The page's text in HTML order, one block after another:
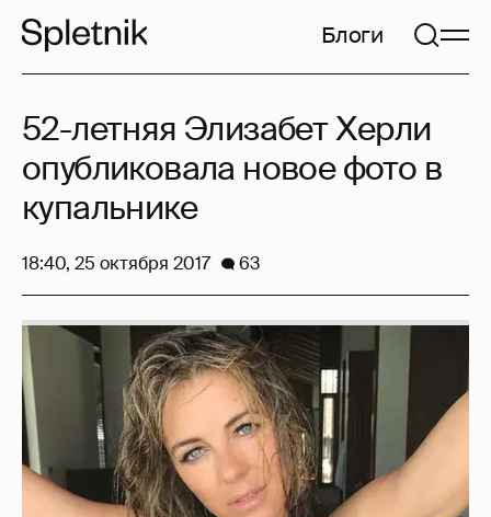
Блоги
52-летняя Элизабет Херли
опубликовала новое фото в
купальнике
18:40, 25 октября 2017 63